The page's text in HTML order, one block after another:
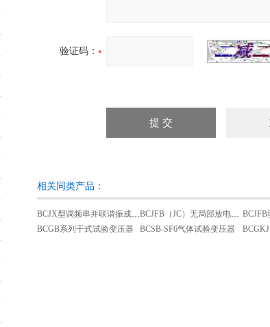
验证码：
相关同类产品：
BCJX型调频串并联谐振成套试验装置 BCJFB（JC）无局部放电串激式工频试验变压器
BCGB系列干式试验变压器
BCSB-SF6气体试验变压器